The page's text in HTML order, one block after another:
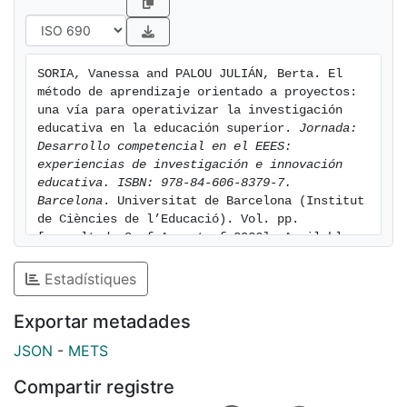
transversales del grado.
SORIA, Vanessa and PALOU JULIÁN, Berta. El
método de aprendizaje orientado a proyectos:
una vía para operativizar la investigación
educativa en la educación superior. Jornada:
Desarrollo competencial en el EEES:
experiencias de investigación e innovación
educativa. ISBN: 978-84-606-8379-7.
Barcelona . Universitat de Barcelona (Institut
de Ciències de l’Educació). Vol. pp.
[consulted: 8 of August of 2026]. Available
Estadístiques
Exportar metadades
JSON - METS
Compartir registre